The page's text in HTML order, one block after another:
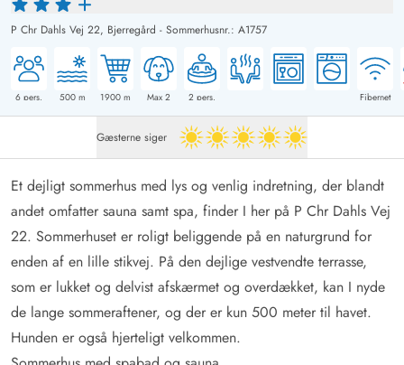
P Chr Dahls Vej 22, Bjerregård - Sommerhusnr.: A1757
6 pers. 500m 1900 m Max 2 2 pers. Fibernet
Gæsterne siger 5 ud af 5
Et dejligt sommerhus med lys og venlig indretning, der blandt
andet omfatter sauna samt spa, finder I her på P Chr Dahls Vej
22. Sommerhuset er roligt beliggende på en naturgrund for
enden af en lille stikvej. På den dejlige vestvendte terrasse,
som er lukket og delvist afskærmet og overdækket, kan I nyde
de lange sommeraftener, og der er kun 500 meter til havet.
Hunden er også hjerteligt velkommen.